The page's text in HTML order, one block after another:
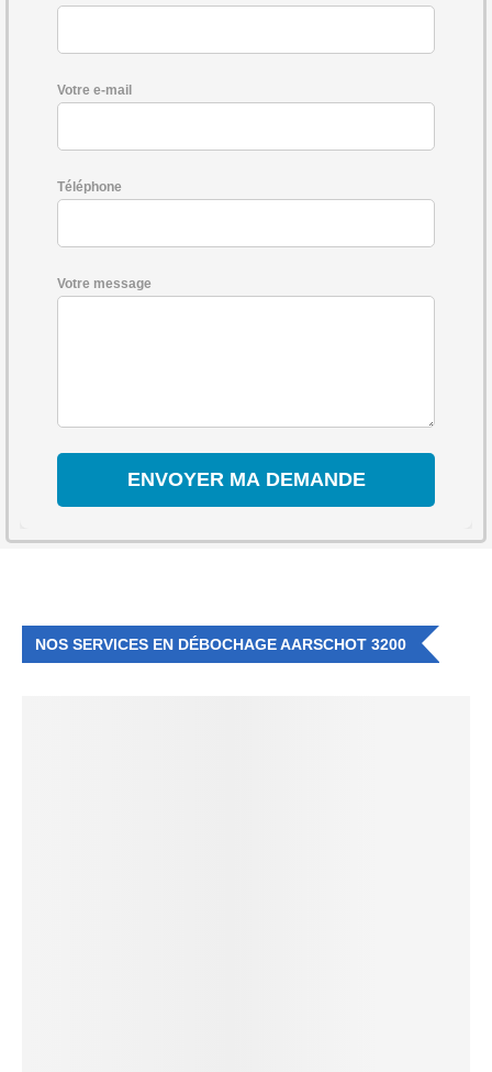
Votre e-mail
Téléphone
Votre message
NOS SERVICES EN DÉBOCHAGE AARSCHOT 3200